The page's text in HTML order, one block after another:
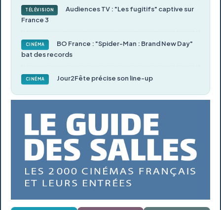
TÉLÉVISION
Audiences TV : "Les fugitifs" captive sur
France 3
CINÉMA
BO France : "Spider-Man : Brand New Day"
bat des records
CINÉMA Jour2Fête précise son line-up